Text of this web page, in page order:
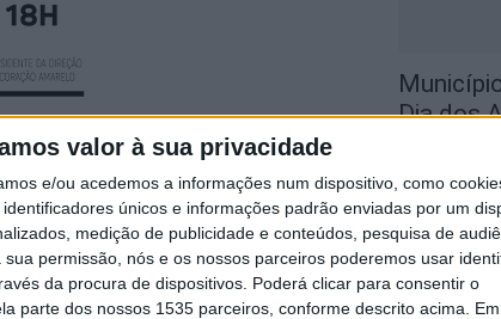
valor à sua privacidade
e/ou acedemos a informações num dispositivo, como
únicos e informações padrão enviadas por um
medição de publicidade e conteúdos, pesquisa de
sua permissão, nós e os nossos parceiros poderemos usar
da procura de dispositivos. Poderá clicar para consentir o
parte dos nossos 1535 parceiros, conforme descrito acima. Em
Envelhecimento”, organizado pela
Envelhecidas Funcionais do
4ªfeira, 24 de maio, às 18h, a 11ª
Dia dos